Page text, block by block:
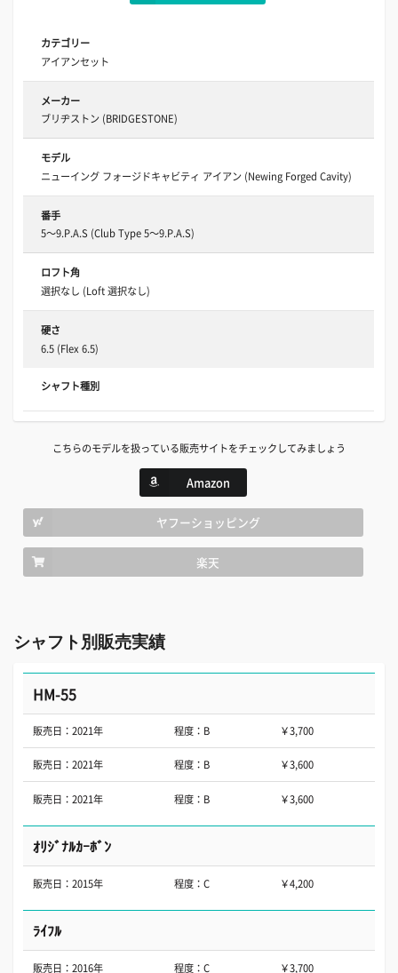
カテゴリー
アイアンセット
メーカー
ブリヂストン (BRIDGESTONE)
モデル
ニューイング フォージドキャビティ アイアン (Newing Forged Cavity)
番手
5～9.P.A.S (Club Type 5～9.P.A.S)
ロフト角
選択なし (Loft 選択なし)
硬さ
6.5 (Flex 6.5)
シャフト種別
こちらのモデルを扱っている販売サイトをチェックしてみましょう
Amazon
ヤフーショッピング
楽天
シャフト別販売実績
HM-55
販売日：2021年 程度：B ￥3,700
販売日：2021年 程度：B ￥3,600
販売日：2021年 程度：B ￥3,600
ｵﾘｼﾞﾅﾙｶｰﾎﾞﾝ
販売日：2015年 程度：C ￥4,200
ﾗｲﾌﾙ
販売日：2016年 程度：C ￥3,700